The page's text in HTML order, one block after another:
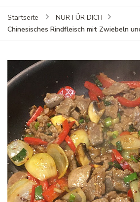
Startseite
NUR FÜR DICH
Chinesisches Rindfleisch mit Zwiebeln